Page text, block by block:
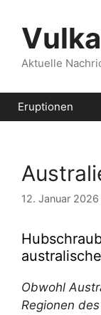
Inhalt
springen
Aktuelle
Eruptionen
12. Januar 2026
Obwohl
Regionen